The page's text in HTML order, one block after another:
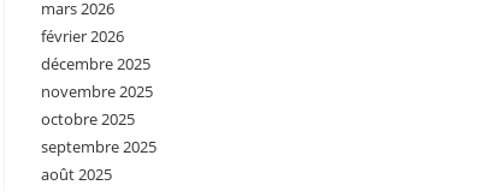
mars 2026
février 2026
décembre 2025
novembre 2025
octobre 2025
septembre 2025
août 2025